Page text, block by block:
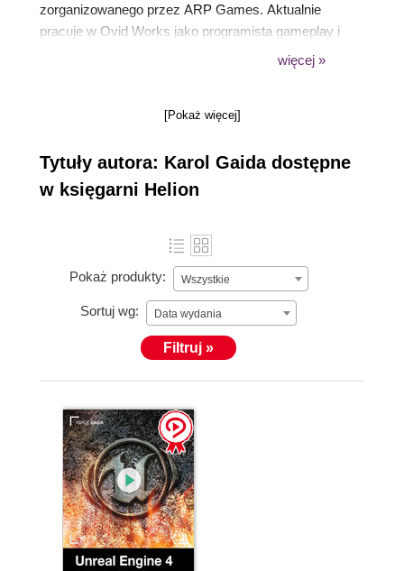
zorganizowanego przez ARP Games. Aktualnie
pracuje w Ovid Works jako programista gameplay i
specjalista w zakresie networkingu w Unreal Engine
więcej »
[Pokaż więcej]
Tytuły autora: Karol Gaida dostępne
w księgarni Helion
Pokaż produkty: Wszystkie
Sortuj wg: Data wydania
Filtruj »